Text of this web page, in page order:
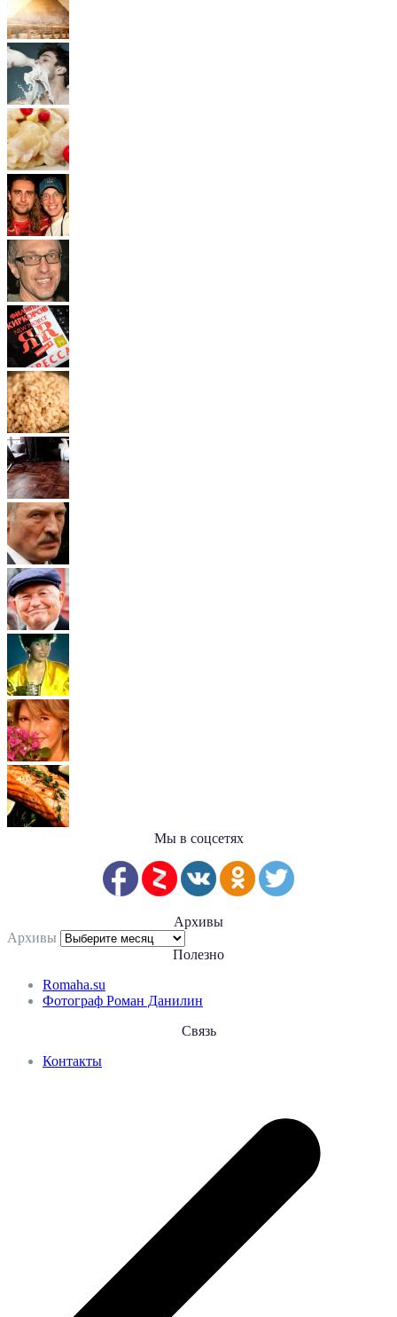
Мы в соцсетях
Архивы
Архивы
Полезно
Romaha.su
Фотограф Роман Данилин
Связь
Контакты